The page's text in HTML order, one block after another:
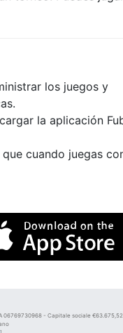
los juegos y
la aplicación
cuando juegas
06769730968 - Capitale sociale